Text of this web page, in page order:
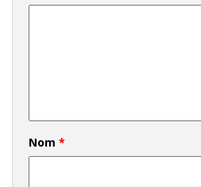
Nom *